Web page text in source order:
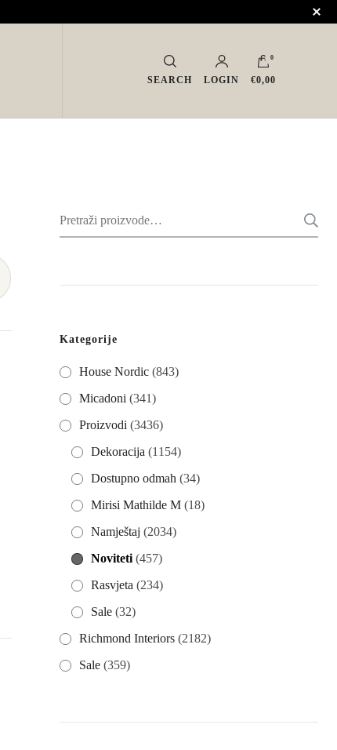
SEARCH LOGIN
0
€0,00
Pretraži:
Kategorije
House Nordic (843)
Micadoni (341)
Proizvodi (3436)
Dekoracija (1154)
Dostupno odmah (34)
Mirisi Mathilde M (18)
Namještaj (2034)
Noviteti (457)
Rasvjeta (234)
Sale (32)
Richmond Interiors (2182)
Sale (359)